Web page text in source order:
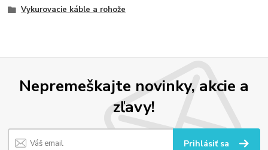
Vykurovacie káble a rohože
Nepremeškajte novinky, akcie a
zľavy!
Prihlásiť sa